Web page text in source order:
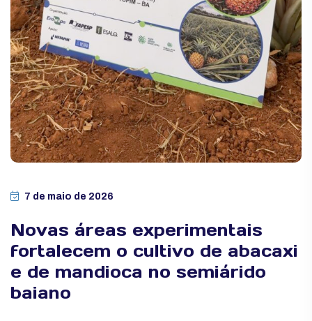
7 de maio de 2026
Novas áreas experimentais
fortalecem o cultivo de abacaxi
e de mandioca no semiárido
baiano